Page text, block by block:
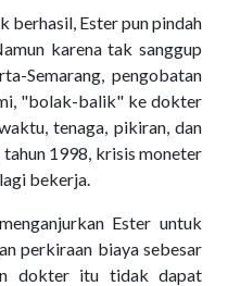
berhasil, Ester pun pindah
karena tak sanggup
Semarang, pengobatan
"bolak-balik" ke dokter
tenaga, pikiran, dan
1998, krisis moneter
bekerja.
Ester untuk
perkiraan biaya sebesar
dokter itu tidak dapat